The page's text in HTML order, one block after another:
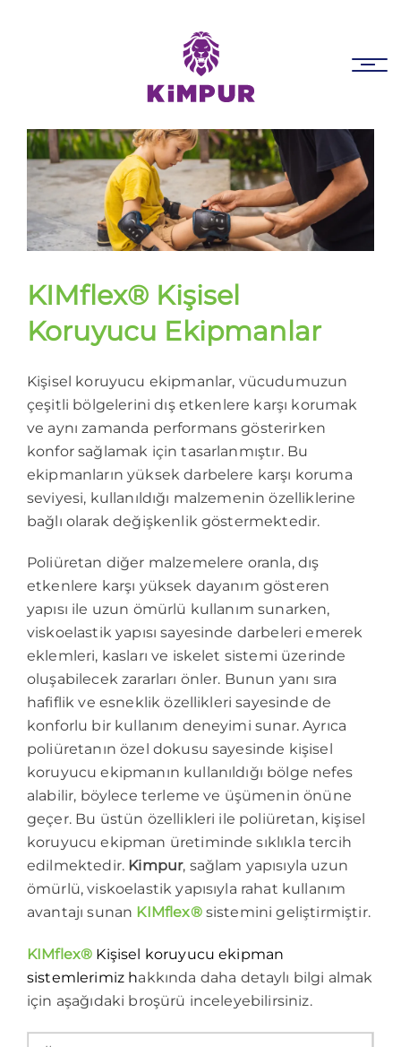
to
content
KIMflex® Kişisel
Koruyucu Ekipmanlar
Kişisel koruyucu ekipmanlar, vücudumuzun
çeşitli bölgelerini dış etkenlere karşı korumak
ve aynı zamanda performans gösterirken
konfor sağlamak için tasarlanmıştır. Bu
ekipmanların yüksek darbelere karşı koruma
seviyesi, kullanıldığı malzemenin özelliklerine
bağlı olarak değişkenlik göstermektedir.
Poliüretan diğer malzemelere oranla, dış
etkenlere karşı yüksek dayanım gösteren
yapısı ile uzun ömürlü kullanım sunarken,
viskoelastik yapısı sayesinde darbeleri emerek
eklemleri, kasları ve iskelet sistemi üzerinde
oluşabilecek zararları önler. Bunun yanı sıra
hafiflik ve esneklik özellikleri sayesinde de
konforlu bir kullanım deneyimi sunar. Ayrıca
poliüretanın özel dokusu sayesinde kişisel
koruyucu ekipmanın kullanıldığı bölge nefes
alabilir, böylece terleme ve üşümenin önüne
geçer. Bu üstün özellikleri ile poliüretan, kişisel
koruyucu ekipman üretiminde sıklıkla tercih
edilmektedir. Kimpur, sağlam yapısıyla uzun
ömürlü, viskoelastik yapısıyla rahat kullanım
avantajı sunan KIMflex®sistemini geliştirmiştir.
KIMflex® Kişisel koruyucu ekipman
sistemlerimiz hakkında daha detaylı bilgi almak
için aşağıdaki broşürü inceleyebilirsiniz.